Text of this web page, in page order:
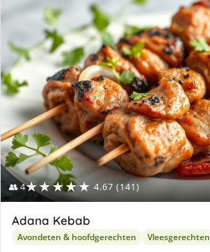
👥 4★★★★★ 4.67 (141)
Adana Kebab
Avondeten & hoofdgerechten Vleesgerechten